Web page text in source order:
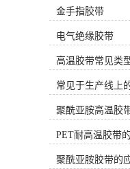
材质） 决定。下
一、 较佳选择（
这类胶带使用有
方，专门设计用
聚酰亚胺高温胶
质：茶色/琥珀色
耐温 260°C，短
点：较常用、较
面常带有离型纸
通常不留残胶。
金手指胶带
电气绝缘胶带
高温胶带常见类
聚酰亚胺高温胶
PET耐高温胶带
聚酰亚胺胶带的